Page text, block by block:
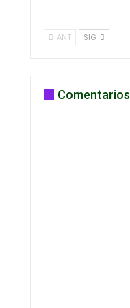
ANT SIG
Comentarios